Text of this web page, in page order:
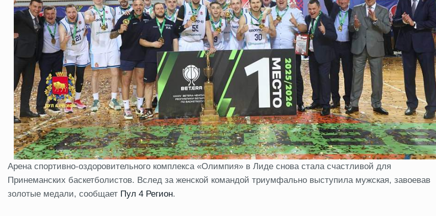
Арена спортивно-оздоровительного комплекса «Олимпия» в Лиде снова стала счастливой для
Принеманских баскетболистов. Вслед за женской командой триумфально выступила мужская, завоевав
золотые медали, сообщает Пул 4 Регион.